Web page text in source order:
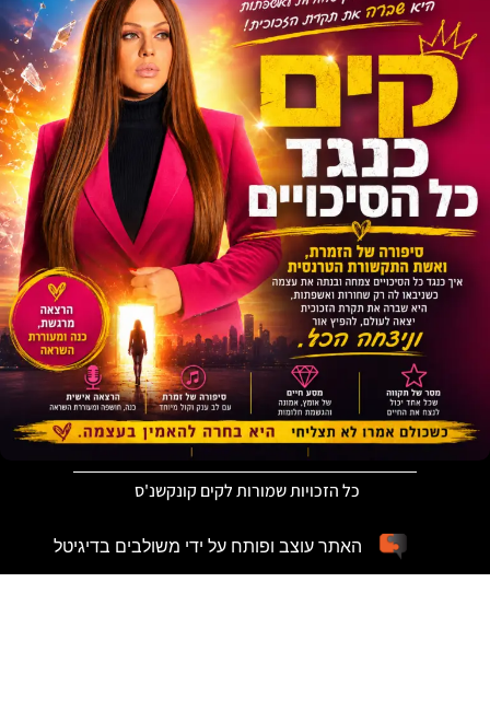
כל הזכויות שמורות לקים קונקשנ'ס
האתר עוצב ופותח על ידי משולבים בדיגיטל